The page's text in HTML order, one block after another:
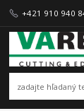
+421 910 940